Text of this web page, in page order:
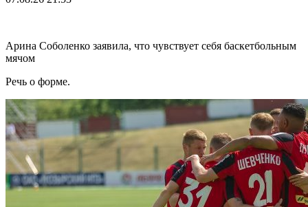
Арина Соболенко заявила, что чувствует себя баскетбольным
мячом
Речь о форме.